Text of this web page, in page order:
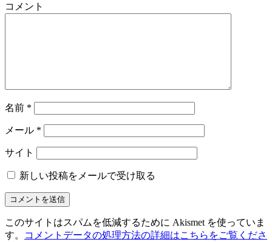
コメント
名前 *
メール *
サイト
新しい投稿をメールで受け取る
このサイトはスパムを低減するために Akismet を使っていま
す。
コメントデータの処理方法の詳細はこちらをご覧くださ